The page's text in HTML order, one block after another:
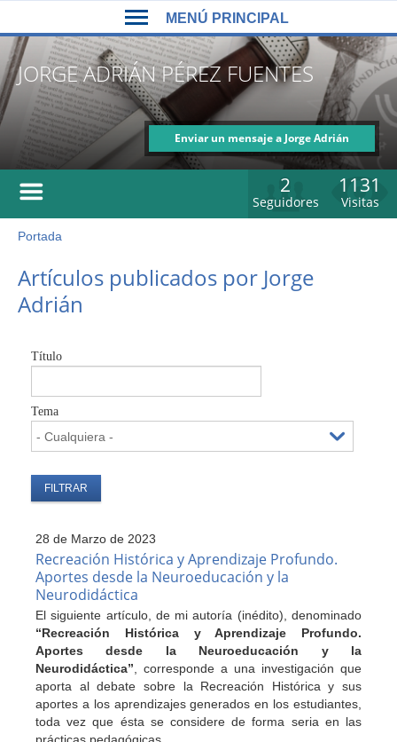
navigation
JORGE ADRIÁN PÉREZ FUENTES
Enviar un mensaje a Jorge Adrián
Pérez Fuentes
1131
Visitas
2
Seguidores
Usted
está
aquí
Portada
to
top
Artículos publicados por Jorge
Adrián
Título
Tema
28 de Marzo de 2023
Recreación Histórica y Aprendizaje Profundo.
Aportes desde la Neuroeducación y la
Neurodidáctica
El siguiente artículo, de mi autoría (inédito), denominado
“Recreación Histórica y Aprendizaje Profundo.
Aportes desde la Neuroeducación y la
Neurodidáctica”, corresponde a una investigación que
aporta al debate sobre la Recreación Histórica y sus
aportes a los aprendizajes generados en los estudiantes,
toda vez que ésta se considere de forma seria en las
top
MENÚ PRINCIPAL
MENÚ
PRINCIPAL